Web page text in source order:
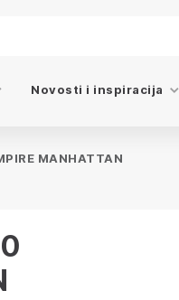
Novosti i inspiracija
MANHATTAN